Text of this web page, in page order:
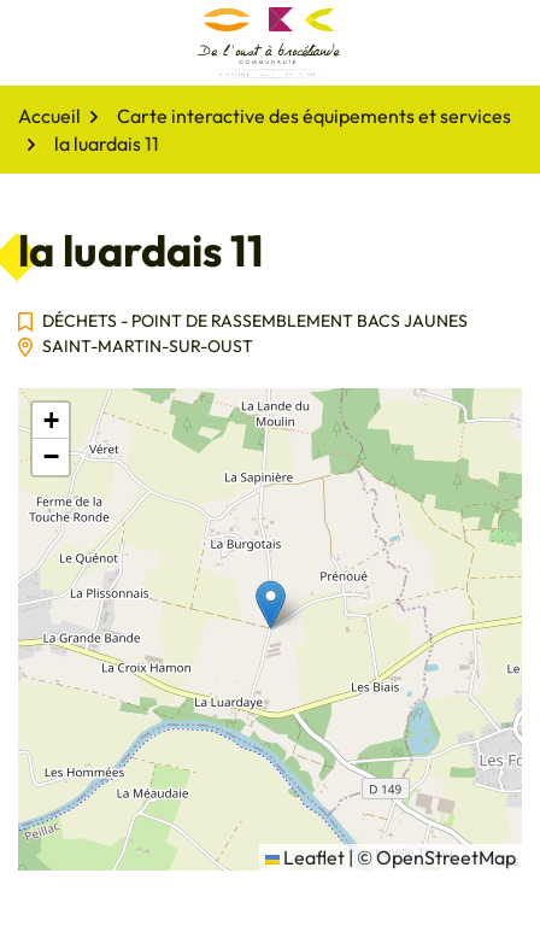
De l'oust à Brocéliande
Accueil
Carte interactive des équipements et services
la luardais 11
la luardais 11
DÉCHETS - POINT DE RASSEMBLEMENT BACS JAUNES
SAINT-MARTIN-SUR-OUST
+
−
Leaflet | ©OpenStreetMap